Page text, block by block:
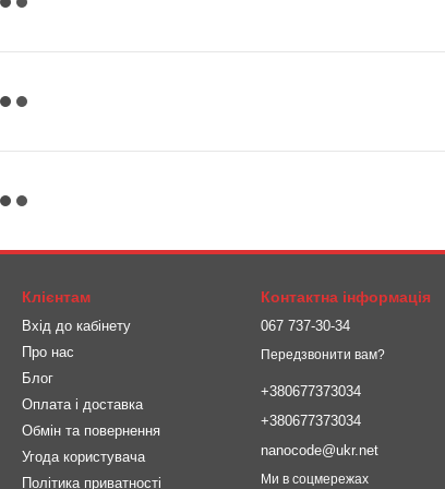
Клієнтам
Вхід до кабінету
Про нас
Блог
Оплата і доставка
Обмін та повернення
Угода користувача
Політика приватності
Контактна інформація
067 737-30-34
Передзвонити вам?
+380677373034
+380677373034
nanocode@ukr.net
Ми в соцмережах